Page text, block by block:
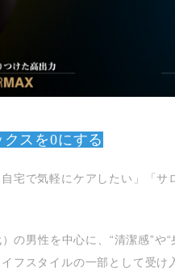
スを0にする
宅で気軽にケアしたい」「
の男性を中心に、“清潔感”や
フスタイルの一部として受け